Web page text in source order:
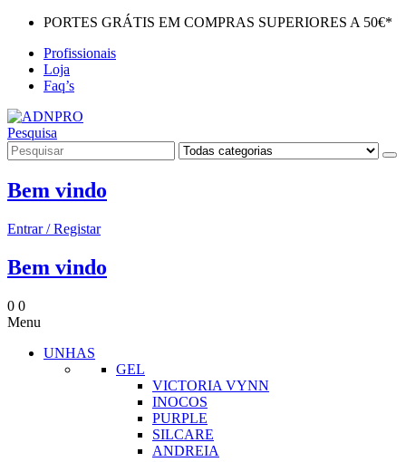
PORTES GRÁTIS EM COMPRAS SUPERIORES A 50€*
Profissionais
Loja
Faq’s
Pesquisa
Bem vindo
Entrar / Registar
Bem vindo
0 0
Menu
UNHAS
GEL
VICTORIA VYNN
INOCOS
PURPLE
SILCARE
ANDREIA